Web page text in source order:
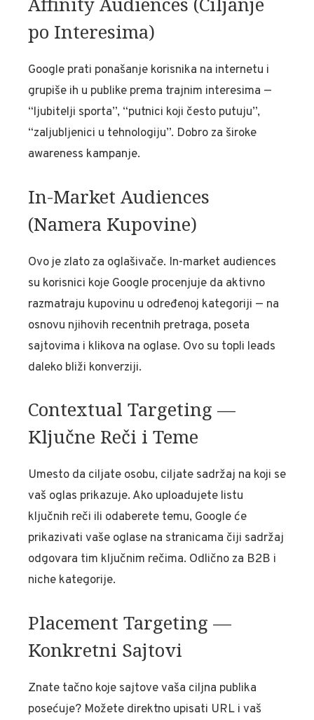
po Interesima)
Google prati ponašanje korisnika na internetu i
grupiše ih u publike prema trajnim interesima —
“ljubitelji sporta”, “putnici koji često putuju”,
“zaljubljenici u tehnologiju”. Dobro za široke
awareness kampanje.
In-Market Audiences
(Namera Kupovine)
Ovo je zlato za oglašivače. In-market audiences
su korisnici koje Google procenjuje da aktivno
razmatraju kupovinu u određenoj kategoriji — na
osnovu njihovih recentnih pretraga, poseta
sajtovima i klikova na oglase. Ovo su topli leads
daleko bliži konverziji.
Contextual Targeting —
Ključne Reči i Teme
Umesto da ciljate osobu, ciljate sadržaj na koji se
vaš oglas prikazuje. Ako uploadujete listu
ključnih reči ili odaberete temu, Google će
prikazivati vaše oglase na stranicama čiji sadržaj
odgovara tim ključnim rečima. Odlično za B2B i
niche kategorije.
Placement Targeting —
Konkretni Sajtovi
Znate tačno koje sajtove vaša ciljna publika
posećuje? Možete direktno upisati URL i vaš